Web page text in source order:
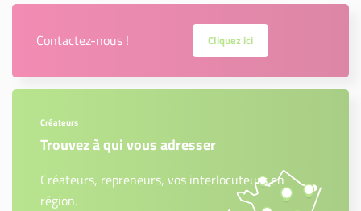
Contactez-nous ! Cliquez ici
Créateurs
Trouvez à qui vous adresser
Créateurs, repreneurs, vos interlocuteurs en
région.